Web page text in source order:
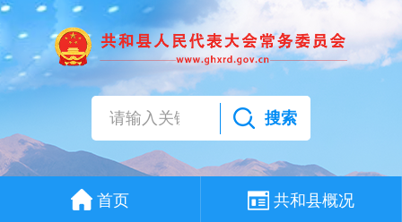
搜索
首页 共和县概况